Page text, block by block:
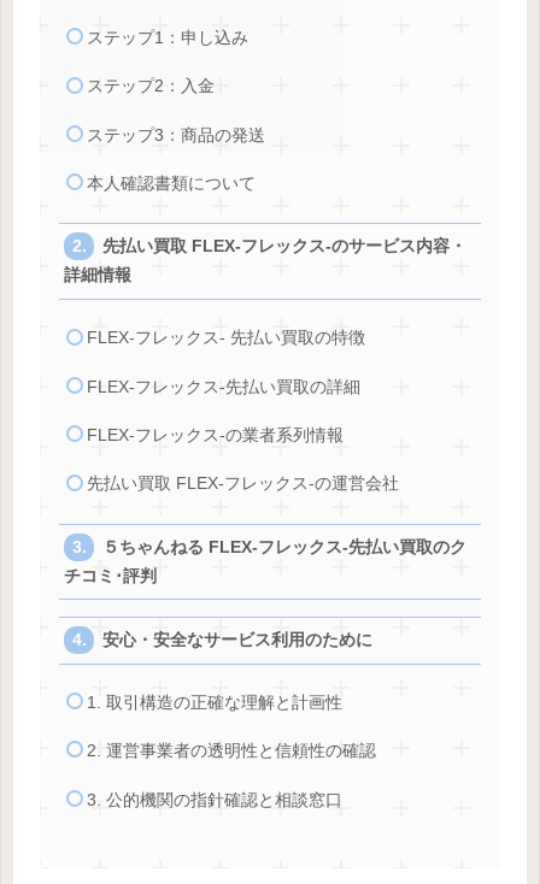
ステップ1：申し込み
ステップ2：入金
ステップ3：商品の発送
本人確認書類について
先払い買取 FLEX-フレックス-のサービス内容・
詳細情報
FLEX-フレックス- 先払い買取の特徴
FLEX-フレックス-先払い買取の詳細
FLEX-フレックス-の業者系列情報
先払い買取 FLEX-フレックス-の運営会社
５ちゃんねる FLEX-フレックス-先払い買取のク
チコミ･評判
安心・安全なサービス利用のために
1. 取引構造の正確な理解と計画性
2. 運営事業者の透明性と信頼性の確認
3. 公的機関の指針確認と相談窓口